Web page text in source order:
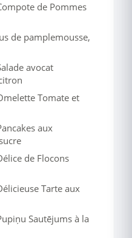
de Pommes
de pamplemousse,
avocat
Tomate et
aux
de Flocons
Tarte aux
Sautējums à la